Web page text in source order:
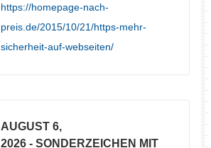
https://homepage-nach-
preis.de/2015/10/21/https-mehr-
sicherheit-auf-webseiten/
AUGUST 6,
2026 - SONDERZEICHEN MIT